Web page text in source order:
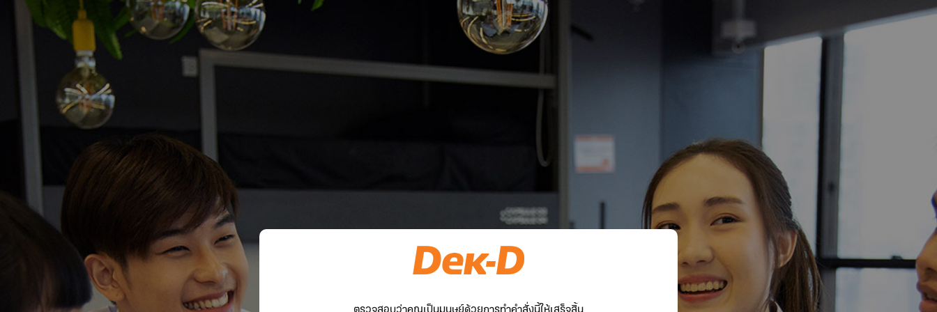
ตรวจสอบว่าคุณเป็นมนุษย์ด้วยการทำคำสั่งนี้ให้เสร็จสิ้น